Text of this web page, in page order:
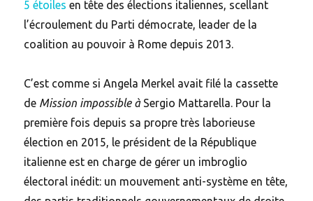
5 étoiles en tête des élections italiennes, scellant
l’écroulement du Parti démocrate, leader de la
coalition au pouvoir à Rome depuis 2013.
C’est comme si Angela Merkel avait filé la cassette
de Mission impossible àSergio Mattarella. Pour la
première fois depuis sa propre très laborieuse
élection en 2015, le président de la République
italienne est en charge de gérer un imbroglio
électoral inédit: un mouvement anti-système en tête,